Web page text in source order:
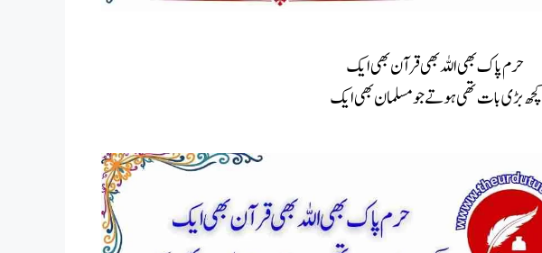
حرم پاک بھی اللہ بھی قرآن بھی ایک
کچھ بڑی بات تھی ہوتے جو مسلمان بھی ایک